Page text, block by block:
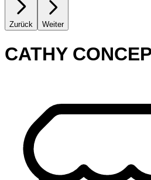
Zurück Weiter
CATHY